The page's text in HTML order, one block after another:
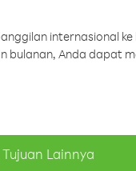
internasional
Anda dapat
Lainnya